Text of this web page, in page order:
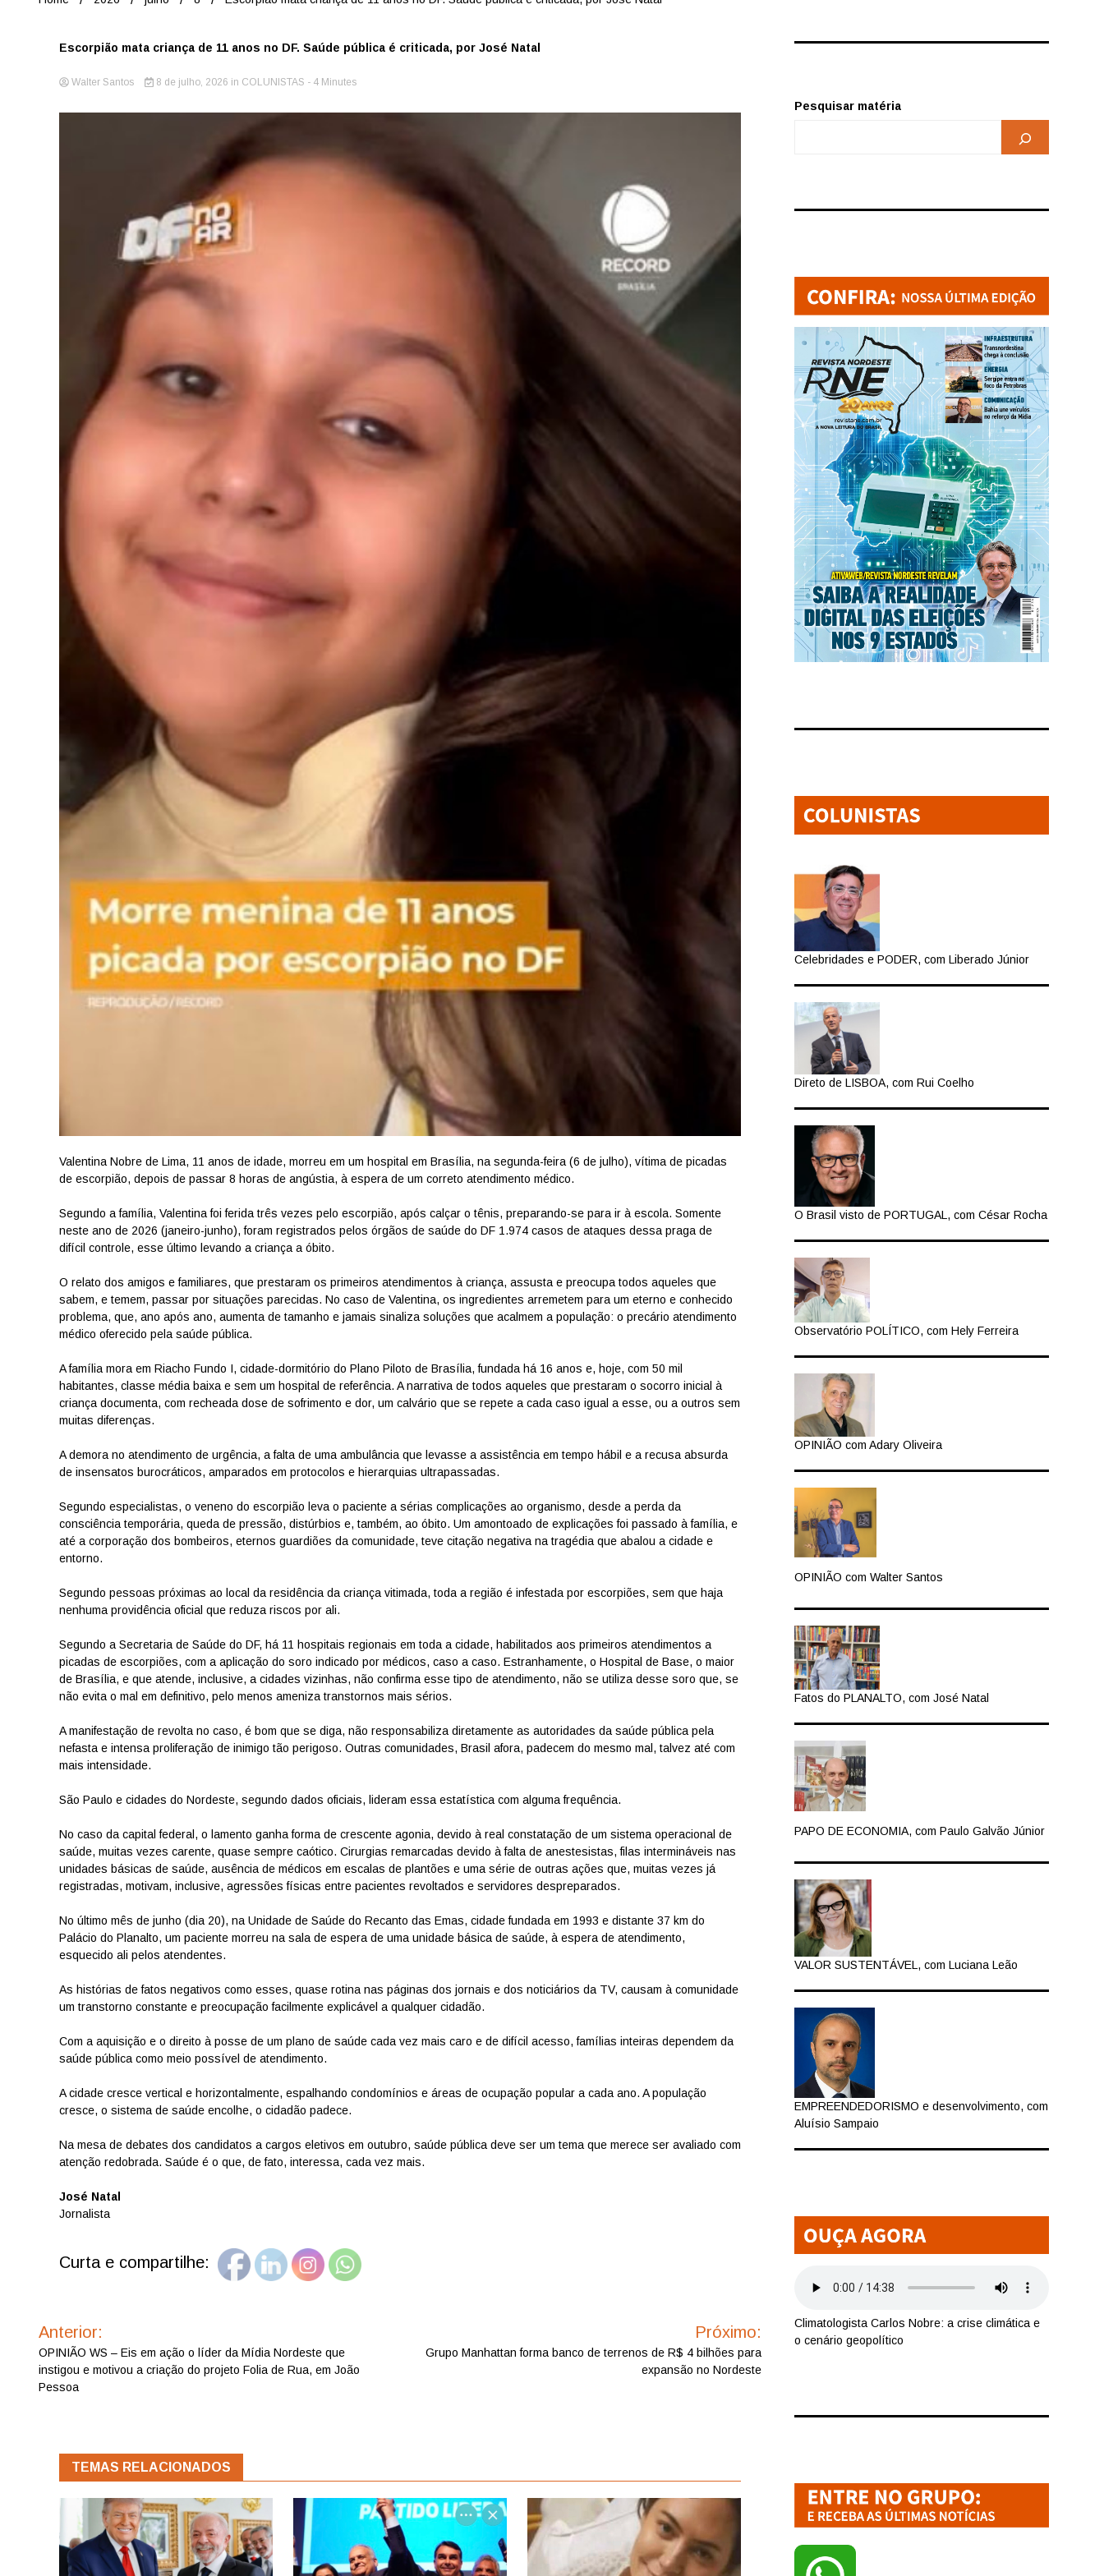
Escorpião mata criança de 11 anos no DF. Saúde pública é criticada, por José Natal
Walter Santos 8 de julho, 2026 in COLUNISTAS - 4 Minutes
Valentina Nobre de Lima, 11 anos de idade, morreu em um hospital em Brasília, na segunda-feira (6 de julho), vítima de picadas
de escorpião, depois de passar 8 horas de angústia, à espera de um correto atendimento médico.
Segundo a família, Valentina foi ferida três vezes pelo escorpião, após calçar o tênis, preparando-se para ir à escola. Somente
neste ano de 2026 (janeiro-junho), foram registrados pelos órgãos de saúde do DF 1.974 casos de ataques dessa praga de
difícil controle, esse último levando a criança a óbito.
O relato dos amigos e familiares, que prestaram os primeiros atendimentos à criança, assusta e preocupa todos aqueles que
sabem, e temem, passar por situações parecidas. No caso de Valentina, os ingredientes arremetem para um eterno e conhecido
problema, que, ano após ano, aumenta de tamanho e jamais sinaliza soluções que acalmem a população: o precário atendimento
médico oferecido pela saúde pública.
A família mora em Riacho Fundo I, cidade-dormitório do Plano Piloto de Brasília, fundada há 16 anos e, hoje, com 50 mil
habitantes, classe média baixa e sem um hospital de referência. A narrativa de todos aqueles que prestaram o socorro inicial à
criança documenta, com recheada dose de sofrimento e dor, um calvário que se repete a cada caso igual a esse, ou a outros sem
muitas diferenças.
A demora no atendimento de urgência, a falta de uma ambulância que levasse a assistência em tempo hábil e a recusa absurda
de insensatos burocráticos, amparados em protocolos e hierarquias ultrapassadas.
Segundo especialistas, o veneno do escorpião leva o paciente a sérias complicações ao organismo, desde a perda da
consciência temporária, queda de pressão, distúrbios e, também, ao óbito. Um amontoado de explicações foi passado à família, e
até a corporação dos bombeiros, eternos guardiões da comunidade, teve citação negativa na tragédia que abalou a cidade e
entorno.
Segundo pessoas próximas ao local da residência da criança vitimada, toda a região é infestada por escorpiões, sem que haja
nenhuma providência oficial que reduza riscos por ali.
Segundo a Secretaria de Saúde do DF, há 11 hospitais regionais em toda a cidade, habilitados aos primeiros atendimentos a
picadas de escorpiões, com a aplicação do soro indicado por médicos, caso a caso. Estranhamente, o Hospital de Base, o maior
de Brasília, e que atende, inclusive, a cidades vizinhas, não confirma esse tipo de atendimento, não se utiliza desse soro que, se
não evita o mal em definitivo, pelo menos ameniza transtornos mais sérios.
A manifestação de revolta no caso, é bom que se diga, não responsabiliza diretamente as autoridades da saúde pública pela
nefasta e intensa proliferação de inimigo tão perigoso. Outras comunidades, Brasil afora, padecem do mesmo mal, talvez até com
mais intensidade.
São Paulo e cidades do Nordeste, segundo dados oficiais, lideram essa estatística com alguma frequência.
No caso da capital federal, o lamento ganha forma de crescente agonia, devido à real constatação de um sistema operacional de
saúde, muitas vezes carente, quase sempre caótico. Cirurgias remarcadas devido à falta de anestesistas, filas intermináveis nas
unidades básicas de saúde, ausência de médicos em escalas de plantões e uma série de outras ações que, muitas vezes já
registradas, motivam, inclusive, agressões físicas entre pacientes revoltados e servidores despreparados.
No último mês de junho (dia 20), na Unidade de Saúde do Recanto das Emas, cidade fundada em 1993 e distante 37 km do
Palácio do Planalto, um paciente morreu na sala de espera de uma unidade básica de saúde, à espera de atendimento,
esquecido ali pelos atendentes.
As histórias de fatos negativos como esses, quase rotina nas páginas dos jornais e dos noticiários da TV, causam à comunidade
um transtorno constante e preocupação facilmente explicável a qualquer cidadão.
Com a aquisição e o direito à posse de um plano de saúde cada vez mais caro e de difícil acesso, famílias inteiras dependem da
saúde pública como meio possível de atendimento.
A cidade cresce vertical e horizontalmente, espalhando condomínios e áreas de ocupação popular a cada ano. A população
cresce, o sistema de saúde encolhe, o cidadão padece.
Na mesa de debates dos candidatos a cargos eletivos em outubro, saúde pública deve ser um tema que merece ser avaliado com
atenção redobrada. Saúde é o que, de fato, interessa, cada vez mais.
José Natal
Jornalista
Curta e compartilhe:
de
Anterior:
OPINIÃO WS – Eis em ação o líder da Mídia Nordeste que
instigou e motivou a criação do projeto Folia de Rua, em João
Pessoa
Próximo:
Grupo Manhattan forma banco de terrenos de R$ 4 bilhões para
expansão no Nordeste
TEMAS RELACIONADOS
Pesquisar matéria
Celebridades e PODER, com Liberado Júnior
Direto de LISBOA, com Rui Coelho
O Brasil visto de PORTUGAL, com César Rocha
Observatório POLÍTICO, com Hely Ferreira
OPINIÃO com Adary Oliveira
OPINIÃO com Walter Santos
Fatos do PLANALTO, com José Natal
PAPO DE ECONOMIA, com Paulo Galvão Júnior
VALOR SUSTENTÁVEL, com Luciana Leão
EMPREENDEDORISMO e desenvolvimento, com
Aluísio Sampaio
Climatologista Carlos Nobre: a crise climática e
o cenário geopolítico